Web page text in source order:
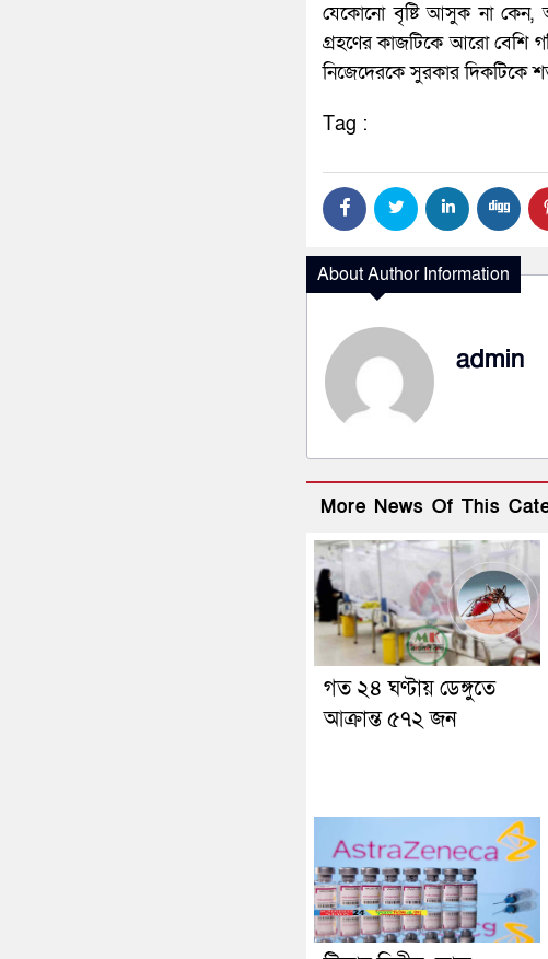
যেকোনো বৃষ্টি আসুক না কেন,
গ্রহণের কাজটিকে আরো বেশি
নিজেদেরকে সুরকার দিকটিকে
Tag :
About Author Information
admin
More News Of This
গত ২৪ ঘণ্টায় ডেঙ্গুতে
আক্রান্ত ৫৭২ জন